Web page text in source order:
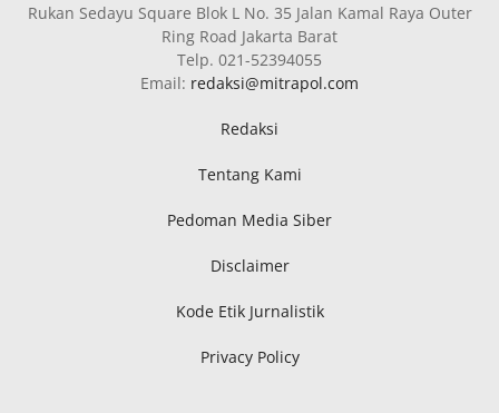
Rukan Sedayu Square Blok L No. 35 Jalan Kamal Raya Outer
Ring Road Jakarta Barat
Telp. 021-52394055
Email: redaksi@mitrapol.com
Redaksi
Tentang Kami
Pedoman Media Siber
Disclaimer
Kode Etik Jurnalistik
Privacy Policy